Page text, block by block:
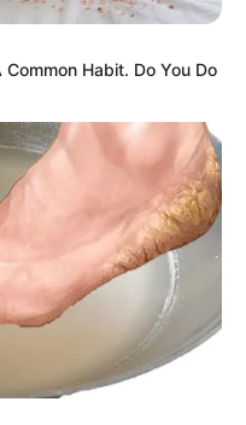
tepat bisa bermanfaat
keseimbangan
Habit. Do You Do